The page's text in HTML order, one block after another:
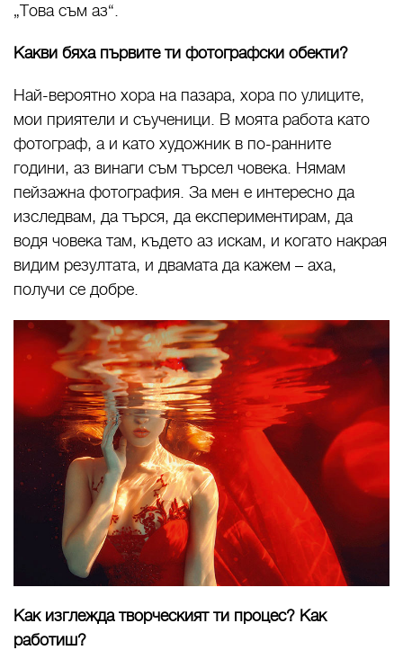
„Това съм аз“.
Какви бяха първите ти фотографски обекти?
Най-вероятно хора на пазара, хора по улиците,
мои приятели и съученици. В моята работа като
фотограф, а и като художник в по-ранните
години, аз винаги съм търсел човека. Нямам
пейзажна фотография. За мен е интересно да
изследвам, да търся, да експериментирам, да
водя човека там, където аз искам, и когато накрая
видим резултата, и двамата да кажем – аха,
получи се добре.
Как изглежда творческият ти процес? Как
работиш?